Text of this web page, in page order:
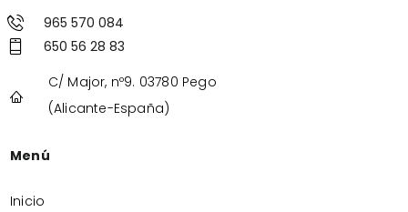
965 570 084
650 56 28 83
C/ Major, nº9. 03780 Pego
(Alicante-España)
Menú
Inicio